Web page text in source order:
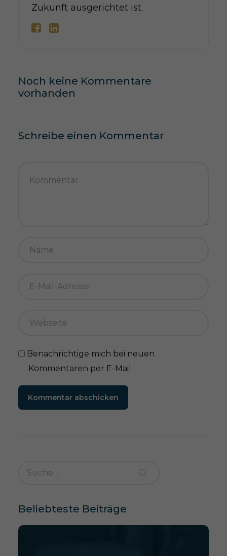
Zukunft ausgerichtet ist.
Noch keine Kommentare
vorhanden
Schreibe einen Kommentar
Benachrichtige mich bei neuen
Kommentaren per E-Mail
Kommentar abschicken
Beliebteste Beiträge